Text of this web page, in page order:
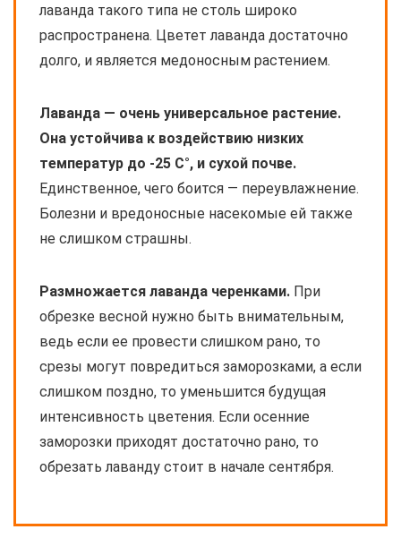
лаванда такого типа не столь широко
распространена. Цветет лаванда достаточно
долго, и является медоносным растением.
Лаванда — очень универсальное растение.
Она устойчива к воздействию низких
температур до -25 C°, и сухой почве.
Единственное, чего боится — переувлажнение.
Болезни и вредоносные насекомые ей также
не слишком страшны.
Размножается лаванда черенками. При
обрезке весной нужно быть внимательным,
ведь если ее провести слишком рано, то
срезы могут повредиться заморозками, а если
слишком поздно, то уменьшится будущая
интенсивность цветения. Если осенние
заморозки приходят достаточно рано, то
обрезать лаванду стоит в начале сентября.